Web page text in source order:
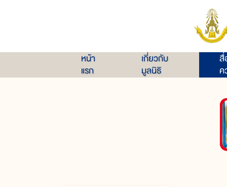
หน้า
แรก
เกี่ยวกับ
มูลนิธิ
สื่
ค